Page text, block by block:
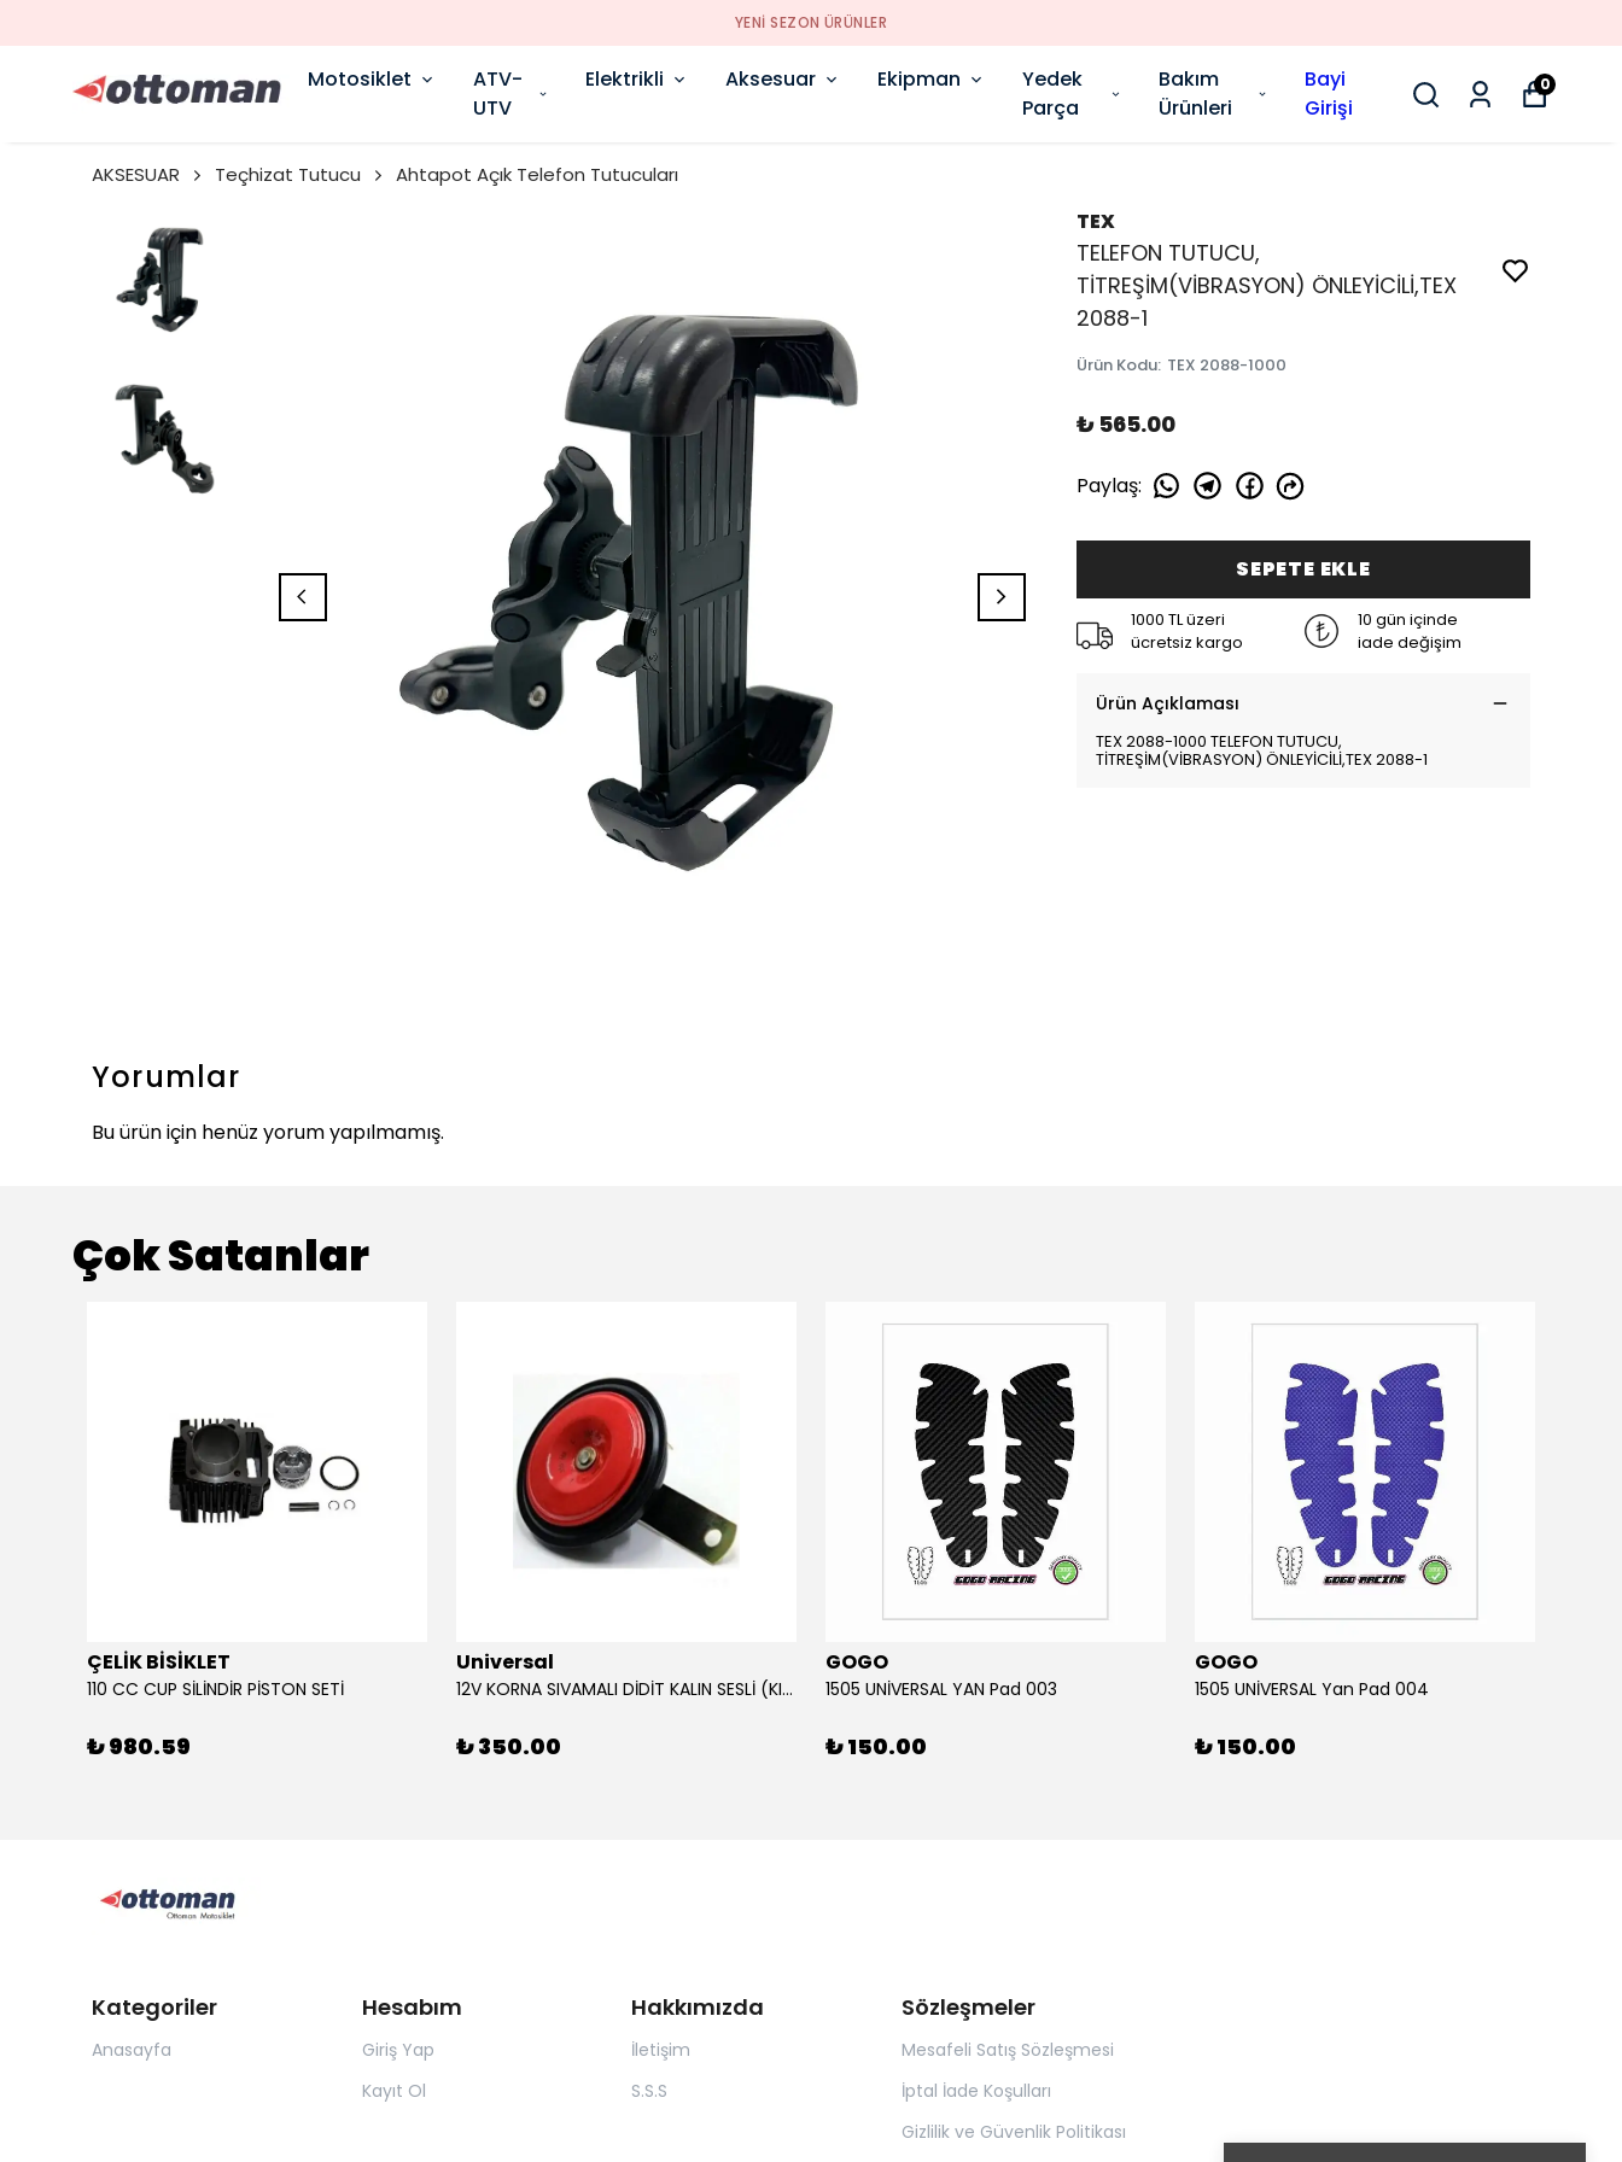
YENI SEZON ÜRÜNLER
Motosiklet
ATV-
UTV
Elektrikli Aksesuar Ekipman
Yedek
Parça
Bakım
Ürünleri
Bayi
Girişi
0
AKSESUAR Teçhizat Tutucu Ahtapot Açık Telefon Tutucuları
TEX
TELEFON TUTUCU,
TİTREŞİM(VİBRASYON) ÖNLEYİCİLİ,TEX
2088-1
Ürün Kodu: TEX 2088-1000
₺ 565.00
Paylaş:
SEPETE EKLE
1000 TL üzeri
ücretsiz kargo
10 gün içinde
iade değişim
Ürün Açıklaması
TEX 2088-1000 TELEFON TUTUCU,
TİTREŞİM(VİBRASYON) ÖNLEYİCİLİ,TEX 2088-1
Yorumlar
Bu ürün için henüz yorum yapılmamış.
Çok Satanlar
ÇELİK BİSİKLET
110 CC CUP SİLİNDİR PİSTON SETİ
₺ 980.59
Universal
12V KORNA SIVAMALI DİDİT KALIN SESLİ (KIRMIZI)
₺ 350.00
GOGO
1505 UNİVERSAL YAN Pad 003
₺ 150.00
GOGO
1505 UNİVERSAL Yan Pad 004
₺ 150.00
Kategoriler
Anasayfa
Hesabım
Giriş Yap
Kayıt Ol
Hakkımızda
İletişim
S.S.S
Sözleşmeler
Mesafeli Satış Sözleşmesi
İptal İade Koşulları
Gizlilik ve Güvenlik Politikası